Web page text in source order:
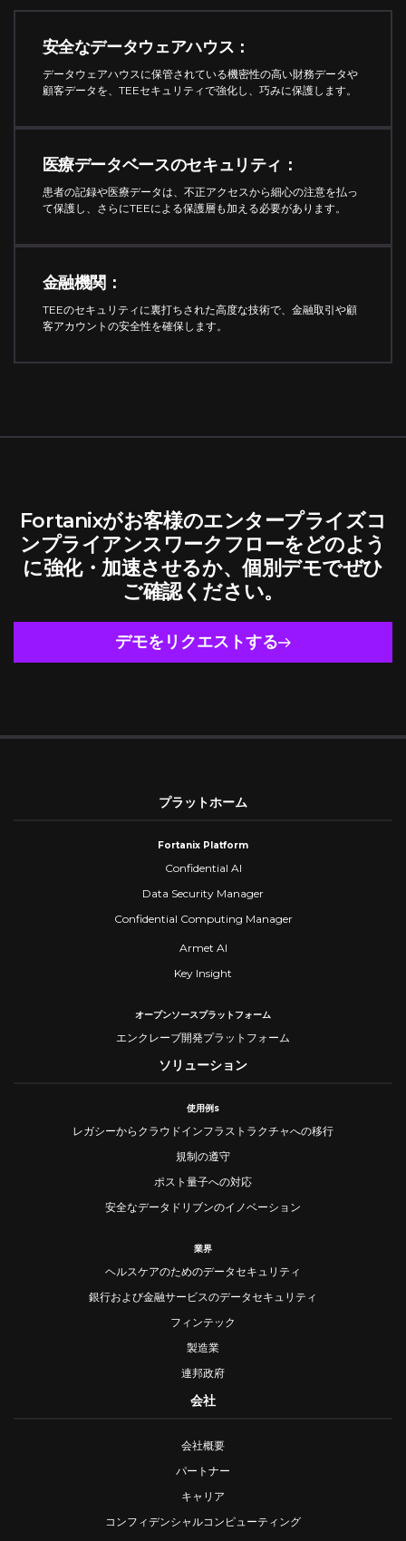
安全なデータウェアハウス：
データウェアハウスに保管されている機密性の高い財務データや
顧客データを、TEEセキュリティで強化し、巧みに保護します。
医療データベースのセキュリティ：
患者の記録や医療データは、不正アクセスから細心の注意を払っ
て保護し、さらにTEEによる保護層も加える必要があります。
金融機関：
TEEのセキュリティに裏打ちされた高度な技術で、金融取引や顧
客アカウントの安全性を確保します。
Fortanixがお客様のエンタープライズコ
ンプライアンスワークフローをどのよう
に強化・加速させるか、個別デモでぜひ
ご確認ください。
デモをリクエストする
プラットホーム
Fortanix Platform
Confidential AI
Data Security Manager
Confidential Computing Manager
Armet AI
Key Insight
オープンソースプラットフォーム
エンクレーブ開発プラットフォーム
ソリューション
使用例s
レガシーからクラウドインフラストラクチャへの移行
規制の遵守
ポスト量子への対応
安全なデータドリブンのイノベーション
業界
ヘルスケアのためのデータセキュリティ
銀行および金融サービスのデータセキュリティ
フィンテック
製造業
連邦政府
会社
会社概要
パートナー
キャリア
コンフィデンシャルコンピューティング